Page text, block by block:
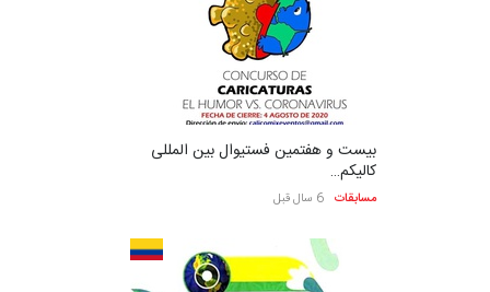
بیست و هفتمین فستیوال بین المللی
کالیکم…
مسابقات 6 سال قبل